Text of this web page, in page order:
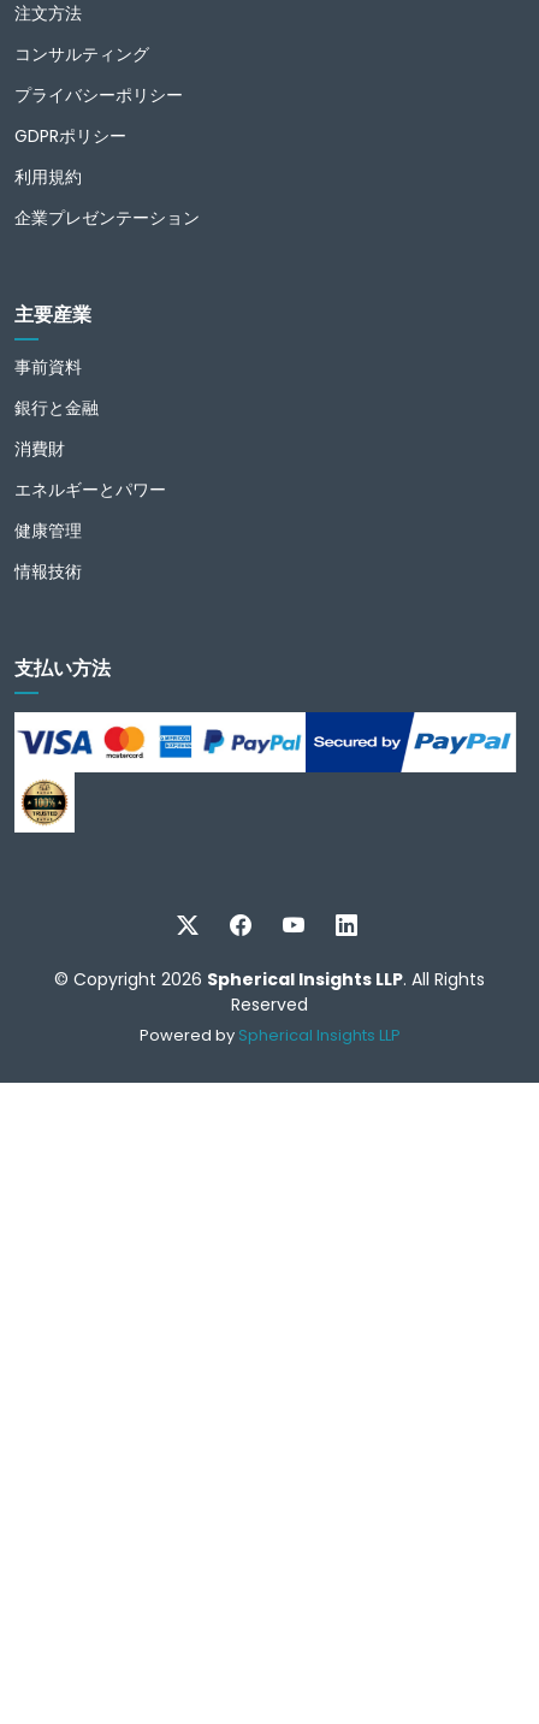
注文方法
コンサルティング
プライバシーポリシー
GDPRポリシー
利用規約
企業プレゼンテーション
主要産業
事前資料
銀行と金融
消費財
エネルギーとパワー
健康管理
情報技術
支払い方法
© Copyright 2026 Spherical Insights LLP. All Rights
Reserved
Powered by Spherical Insights LLP